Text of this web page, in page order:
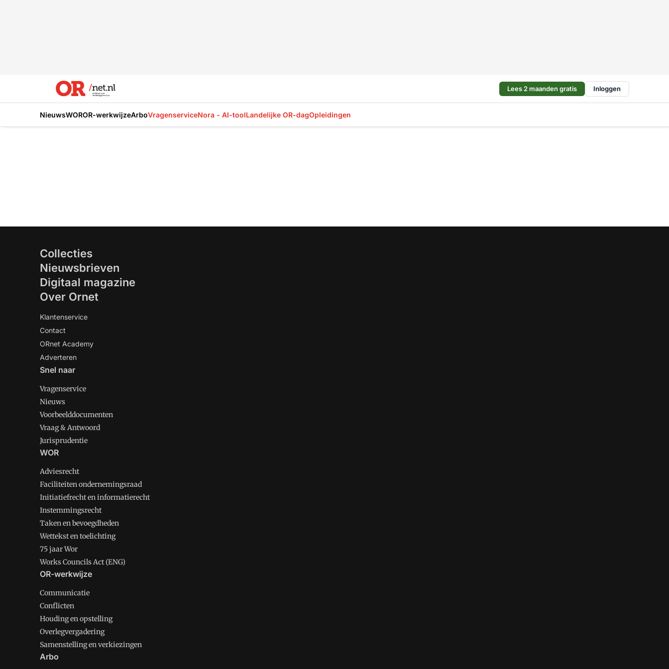
Lees 2 maanden gratis Inloggen
NieuwsWOROR-werkwijzeArboVragenserviceNora - AI-toolLandelijke OR-dagOpleidingen
Collecties
Nieuwsbrieven
Digitaal magazine
Over Ornet
Klantenservice
Contact
ORnet Academy
Adverteren
Snel naar
Vragenservice
Nieuws
Voorbeelddocumenten
Vraag & Antwoord
Jurisprudentie
WOR
Adviesrecht
Faciliteiten ondernemingsraad
Initiatiefrecht en informatierecht
Instemmingsrecht
Taken en bevoegdheden
Wettekst en toelichting
75 jaar Wor
Works Councils Act (ENG)
OR-werkwijze
Communicatie
Conflicten
Houding en opstelling
Overlegvergadering
Samenstelling en verkiezingen
Arbo